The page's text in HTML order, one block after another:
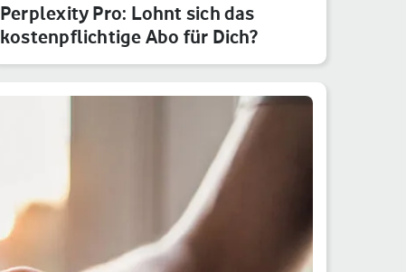
Perplexity Pro: Lohnt sich das
kostenpflichtige Abo für Dich?